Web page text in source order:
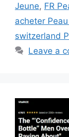
Jeune, FR
acheter
switzerland
Leave a